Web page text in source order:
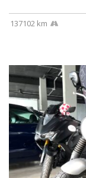
137102 km